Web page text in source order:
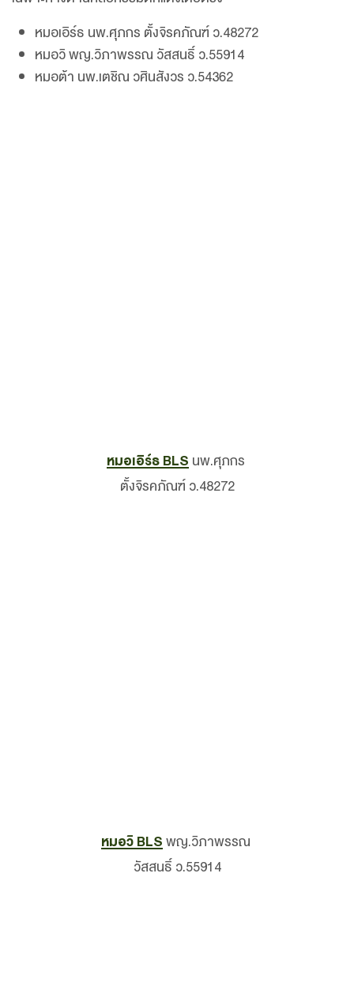
หมอเอิร์ธ นพ.ศุภกร ตั้งจิรคภัณฑ์ ว.48272
หมอวิ พญ.วิภาพรรณ วัสสนธิ์ ว.55914
หมอต้า นพ.เตชิณ วศินสังวร ว.54362
หมอเอิร์ธ BLSนพ.ศุภกร
ตั้งจิรคภัณฑ์ ว.48272
หมอวิ BLSพญ.วิภาพรรณ
วัสสนธิ์ ว.55914